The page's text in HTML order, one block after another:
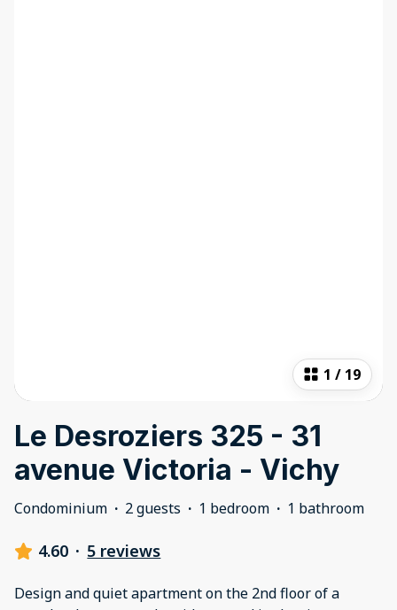
1 / 19
Le Desroziers 325 - 31
avenue Victoria - Vichy
Condominium · 2 guests · 1 bedroom · 1 bathroom
4.60 · 5 reviews
Design and quiet apartment on the 2nd floor of a